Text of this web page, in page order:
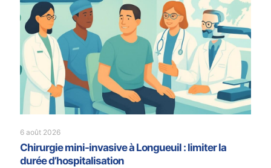
6 août 2026
Chirurgie mini-invasive à Longueuil : limiter la
durée d’hospitalisation